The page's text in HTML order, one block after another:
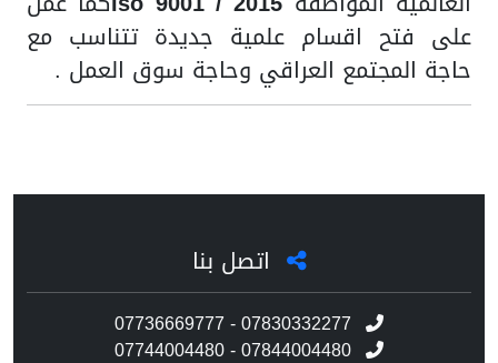
على فتح اقسام علمية جديدة تتناسب مع
حاجة المجتمع العراقي وحاجة سوق العمل .
اتصل بنا
07736669777 - 07830332277
07744004480 - 07844004480